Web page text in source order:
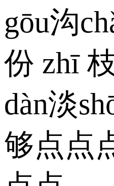
gōu沟
份 zhī
dàn淡
够点点